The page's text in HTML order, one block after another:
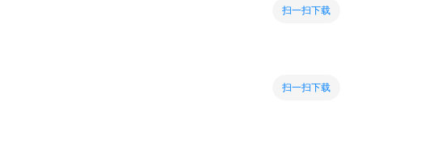
扫一扫下载
扫一扫下载